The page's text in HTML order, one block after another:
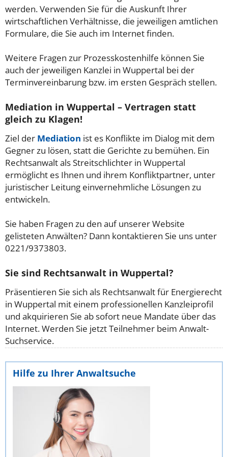
werden. Verwenden Sie für die Auskunft Ihrer
wirtschaftlichen Verhältnisse, die jeweiligen amtlichen
Formulare, die Sie auch im Internet finden.
Weitere Fragen zur Prozesskostenhilfe können Sie
auch der jeweiligen Kanzlei in Wuppertal bei der
Terminvereinbarung bzw. im ersten Gespräch stellen.
Mediation in Wuppertal – Vertragen statt
gleich zu Klagen!
Ziel der Mediation ist es Konflikte im Dialog mit dem
Gegner zu lösen, statt die Gerichte zu bemühen. Ein
Rechtsanwalt als Streitschlichter in Wuppertal
ermöglicht es Ihnen und ihrem Konfliktpartner, unter
juristischer Leitung einvernehmliche Lösungen zu
entwickeln.
Sie haben Fragen zu den auf unserer Website
gelisteten Anwälten? Dann kontaktieren Sie uns unter
0221/9373803.
Sie sind Rechtsanwalt in Wuppertal?
Präsentieren Sie sich als Rechtsanwalt für Energierecht
in Wuppertal mit einem professionellen Kanzleiprofil
und akquirieren Sie ab sofort neue Mandate über das
Internet. Werden Sie jetzt Teilnehmer beim Anwalt-
Suchservice.
Hilfe zu Ihrer Anwaltsuche